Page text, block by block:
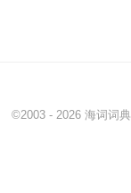
©2003 - 2026 海词词典